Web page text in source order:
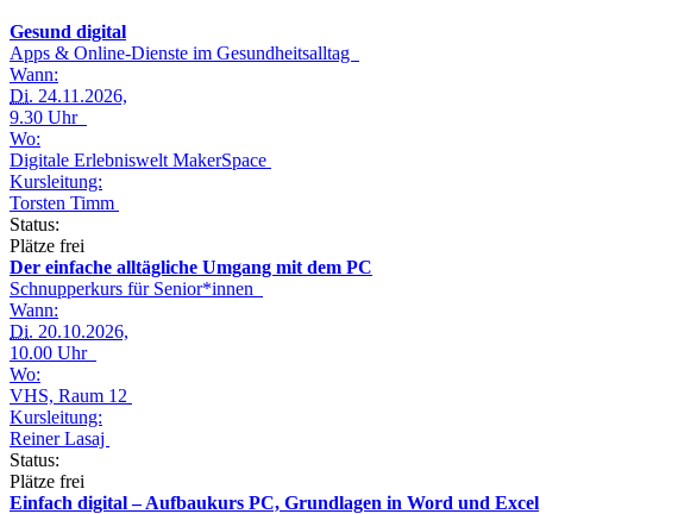
Gesund digital
Apps & Online-Dienste im Gesundheitsalltag
Wann:
Di. 24.11.2026,
9.30 Uhr
Wo:
Digitale Erlebniswelt MakerSpace
Kursleitung:
Torsten Timm
Status:
Plätze frei
Der einfache alltägliche Umgang mit dem PC
Schnupperkurs für Senior*innen
Wann:
Di. 20.10.2026,
10.00 Uhr
Wo:
VHS, Raum 12
Kursleitung:
Reiner Lasaj
Status:
Plätze frei
Einfach digital – Aufbaukurs PC, Grundlagen in Word und Excel